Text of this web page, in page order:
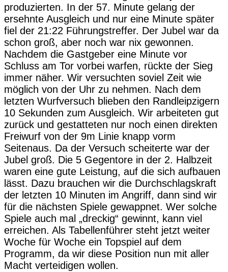
produzierten. In der 57. Minute gelang der
ersehnte Ausgleich und nur eine Minute später
fiel der 21:22 Führungstreffer. Der Jubel war da
schon groß, aber noch war nix gewonnen.
Nachdem die Gastgeber eine Minute vor
Schluss am Tor vorbei warfen, rückte der Sieg
immer näher. Wir versuchten soviel Zeit wie
möglich von der Uhr zu nehmen. Nach dem
letzten Wurfversuch blieben den Randleipzigern
10 Sekunden zum Ausgleich. Wir arbeiteten gut
zurück und gestatteten nur noch einen direkten
Freiwurf von der 9m Linie knapp vorm
Seitenaus. Da der Versuch scheiterte war der
Jubel groß. Die 5 Gegentore in der 2. Halbzeit
waren eine gute Leistung, auf die sich aufbauen
lässt. Dazu brauchen wir die Durchschlagskraft
der letzten 10 Minuten im Angriff, dann sind wir
für die nächsten Spiele gewappnet. Wer solche
Spiele auch mal „dreckig“ gewinnt, kann viel
erreichen. Als Tabellenführer steht jetzt weiter
Woche für Woche ein Topspiel auf dem
Programm, da wir diese Position nun mit aller
Macht verteidigen wollen.